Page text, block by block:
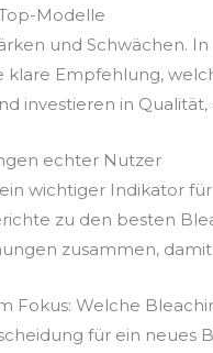
Modelle
und Schwächen.
Empfehlung,
investieren in Qualität,
echter Nutzer
wichtiger Indikator
zu den besten
zusammen,
Fokus: Welche
für ein neues